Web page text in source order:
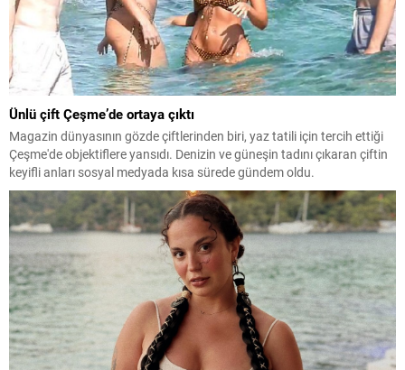
Ünlü çift Çeşme’de ortaya çıktı
Magazin dünyasının gözde çiftlerinden biri, yaz tatili için tercih ettiği
Çeşme'de objektiflere yansıdı. Denizin ve güneşin tadını çıkaran çiftin
keyifli anları sosyal medyada kısa sürede gündem oldu.